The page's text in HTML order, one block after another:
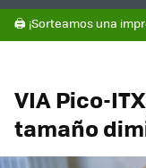
🖨️ ¡Sorteamos una
VIA Pico-
tamaño